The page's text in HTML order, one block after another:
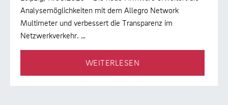
Analysemöglichkeiten mit dem Allegro Network
Multimeter und verbessert die Transparenz im
Netzwerkverkehr. …
WEITERLESEN